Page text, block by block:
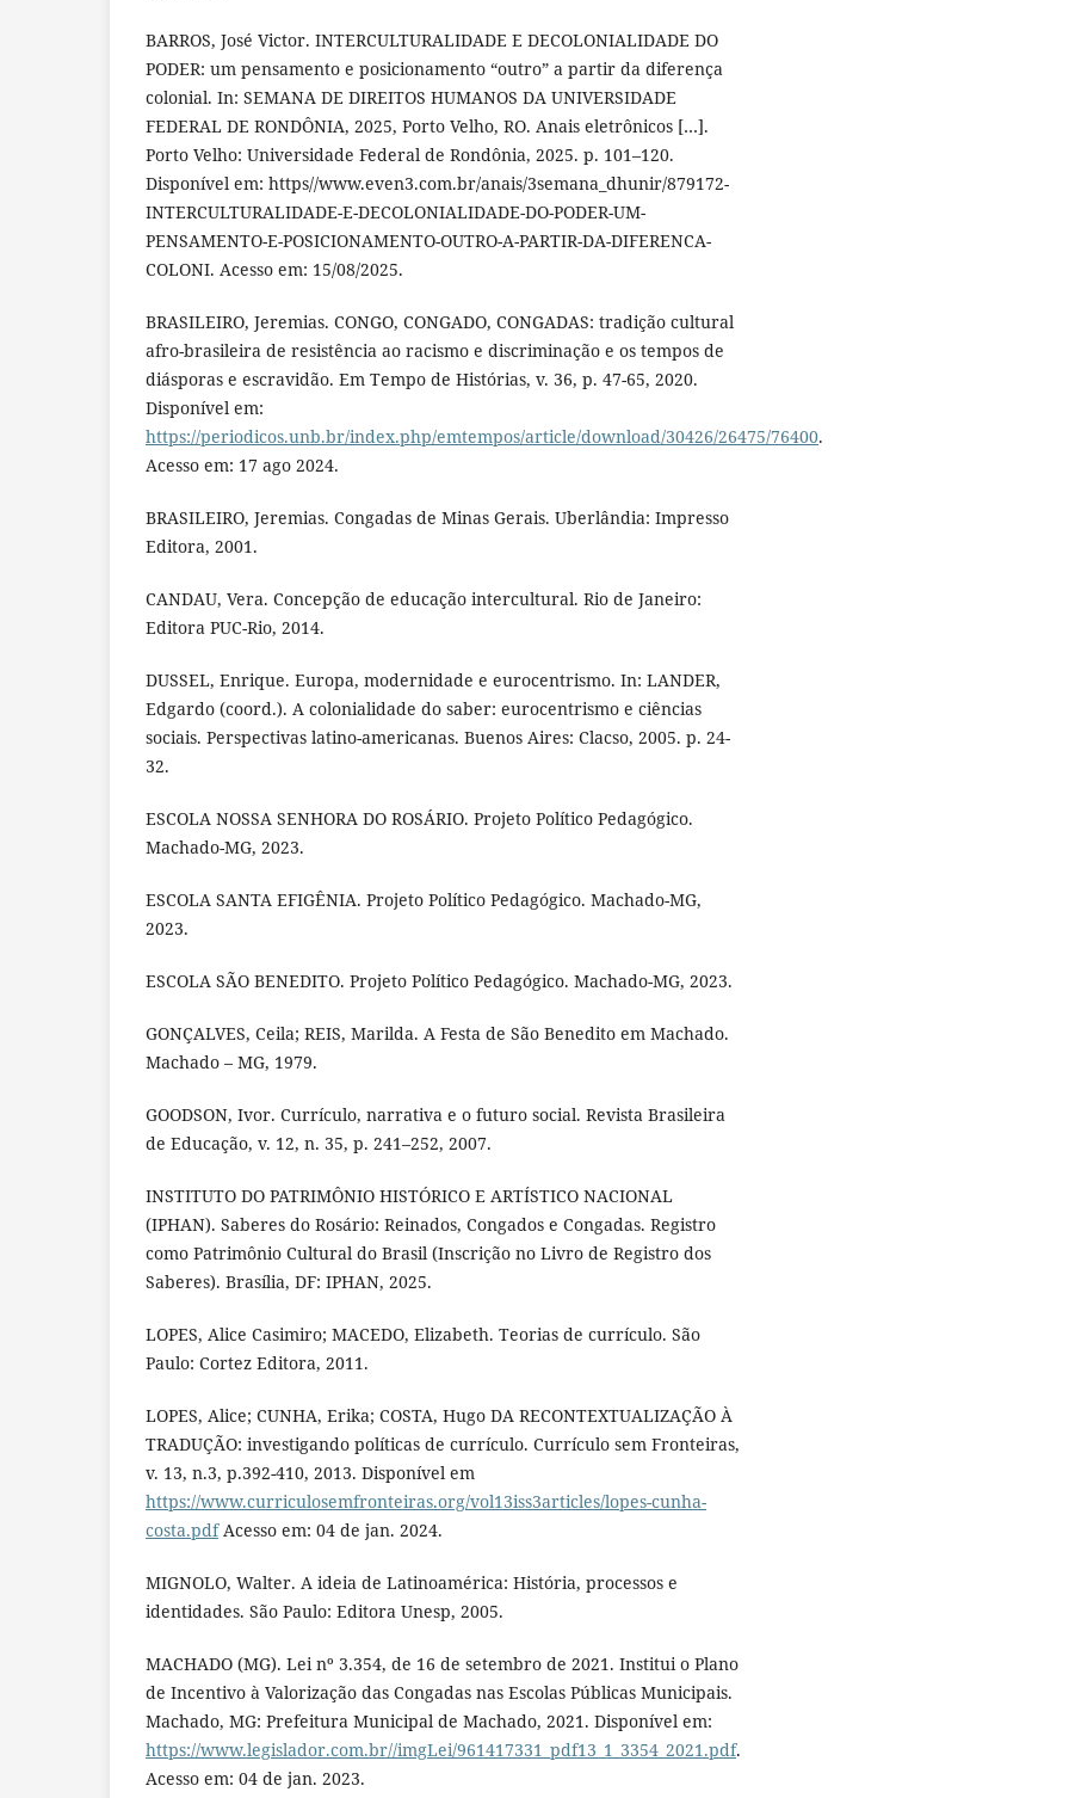
BARROS, José Victor. INTERCULTURALIDADE E DECOLONIALIDADE DO
PODER: um pensamento e posicionamento “outro” a partir da diferença
colonial. In: SEMANA DE DIREITOS HUMANOS DA UNIVERSIDADE
FEDERAL DE RONDÔNIA, 2025, Porto Velho, RO. Anais eletrônicos […].
Porto Velho: Universidade Federal de Rondônia, 2025. p. 101–120.
Disponível em: https//www.even3.com.br/anais/3semana_dhunir/879172-
INTERCULTURALIDADE-E-DECOLONIALIDADE-DO-PODER-UM-
PENSAMENTO-E-POSICIONAMENTO-OUTRO-A-PARTIR-DA-DIFERENCA-
COLONI. Acesso em: 15/08/2025.
BRASILEIRO, Jeremias. CONGO, CONGADO, CONGADAS: tradição cultural
afro-brasileira de resistência ao racismo e discriminação e os tempos de
diásporas e escravidão. Em Tempo de Histórias, v. 36, p. 47-65, 2020.
Disponível em:
https://periodicos.unb.br/index.php/emtempos/article/download/30426/26475/76400.
Acesso em: 17 ago 2024.
BRASILEIRO, Jeremias. Congadas de Minas Gerais. Uberlândia: Impresso
Editora, 2001.
CANDAU, Vera. Concepção de educação intercultural. Rio de Janeiro:
Editora PUC-Rio, 2014.
DUSSEL, Enrique. Europa, modernidade e eurocentrismo. In: LANDER,
Edgardo (coord.). A colonialidade do saber: eurocentrismo e ciências
sociais. Perspectivas latino-americanas. Buenos Aires: Clacso, 2005. p. 24-
32.
ESCOLA NOSSA SENHORA DO ROSÁRIO. Projeto Político Pedagógico.
Machado-MG, 2023.
ESCOLA SANTA EFIGÊNIA. Projeto Político Pedagógico. Machado-MG,
2023.
ESCOLA SÃO BENEDITO. Projeto Político Pedagógico. Machado-MG, 2023.
GONÇALVES, Ceila; REIS, Marilda. A Festa de São Benedito em Machado.
Machado – MG, 1979.
GOODSON, Ivor. Currículo, narrativa e o futuro social. Revista Brasileira
de Educação, v. 12, n. 35, p. 241–252, 2007.
INSTITUTO DO PATRIMÔNIO HISTÓRICO E ARTÍSTICO NACIONAL
(IPHAN). Saberes do Rosário: Reinados, Congados e Congadas. Registro
como Patrimônio Cultural do Brasil (Inscrição no Livro de Registro dos
Saberes). Brasília, DF: IPHAN, 2025.
LOPES, Alice Casimiro; MACEDO, Elizabeth. Teorias de currículo. São
Paulo: Cortez Editora, 2011.
LOPES, Alice; CUNHA, Erika; COSTA, Hugo DA RECONTEXTUALIZAÇÃO À
TRADUÇÃO: investigando políticas de currículo. Currículo sem Fronteiras,
v. 13, n.3, p.392-410, 2013. Disponível em
https://www.curriculosemfronteiras.org/vol13iss3articles/lopes-cunha-
costa.pdfAcesso em: 04 de jan. 2024.
MIGNOLO, Walter. A ideia de Latinoamérica: História, processos e
identidades. São Paulo: Editora Unesp, 2005.
MACHADO (MG). Lei nº 3.354, de 16 de setembro de 2021. Institui o Plano
de Incentivo à Valorização das Congadas nas Escolas Públicas Municipais.
Machado, MG: Prefeitura Municipal de Machado, 2021. Disponível em:
https://www.legislador.com.br//imgLei/961417331_pdf13_1_3354_2021.pdf.
Acesso em: 04 de jan. 2023.